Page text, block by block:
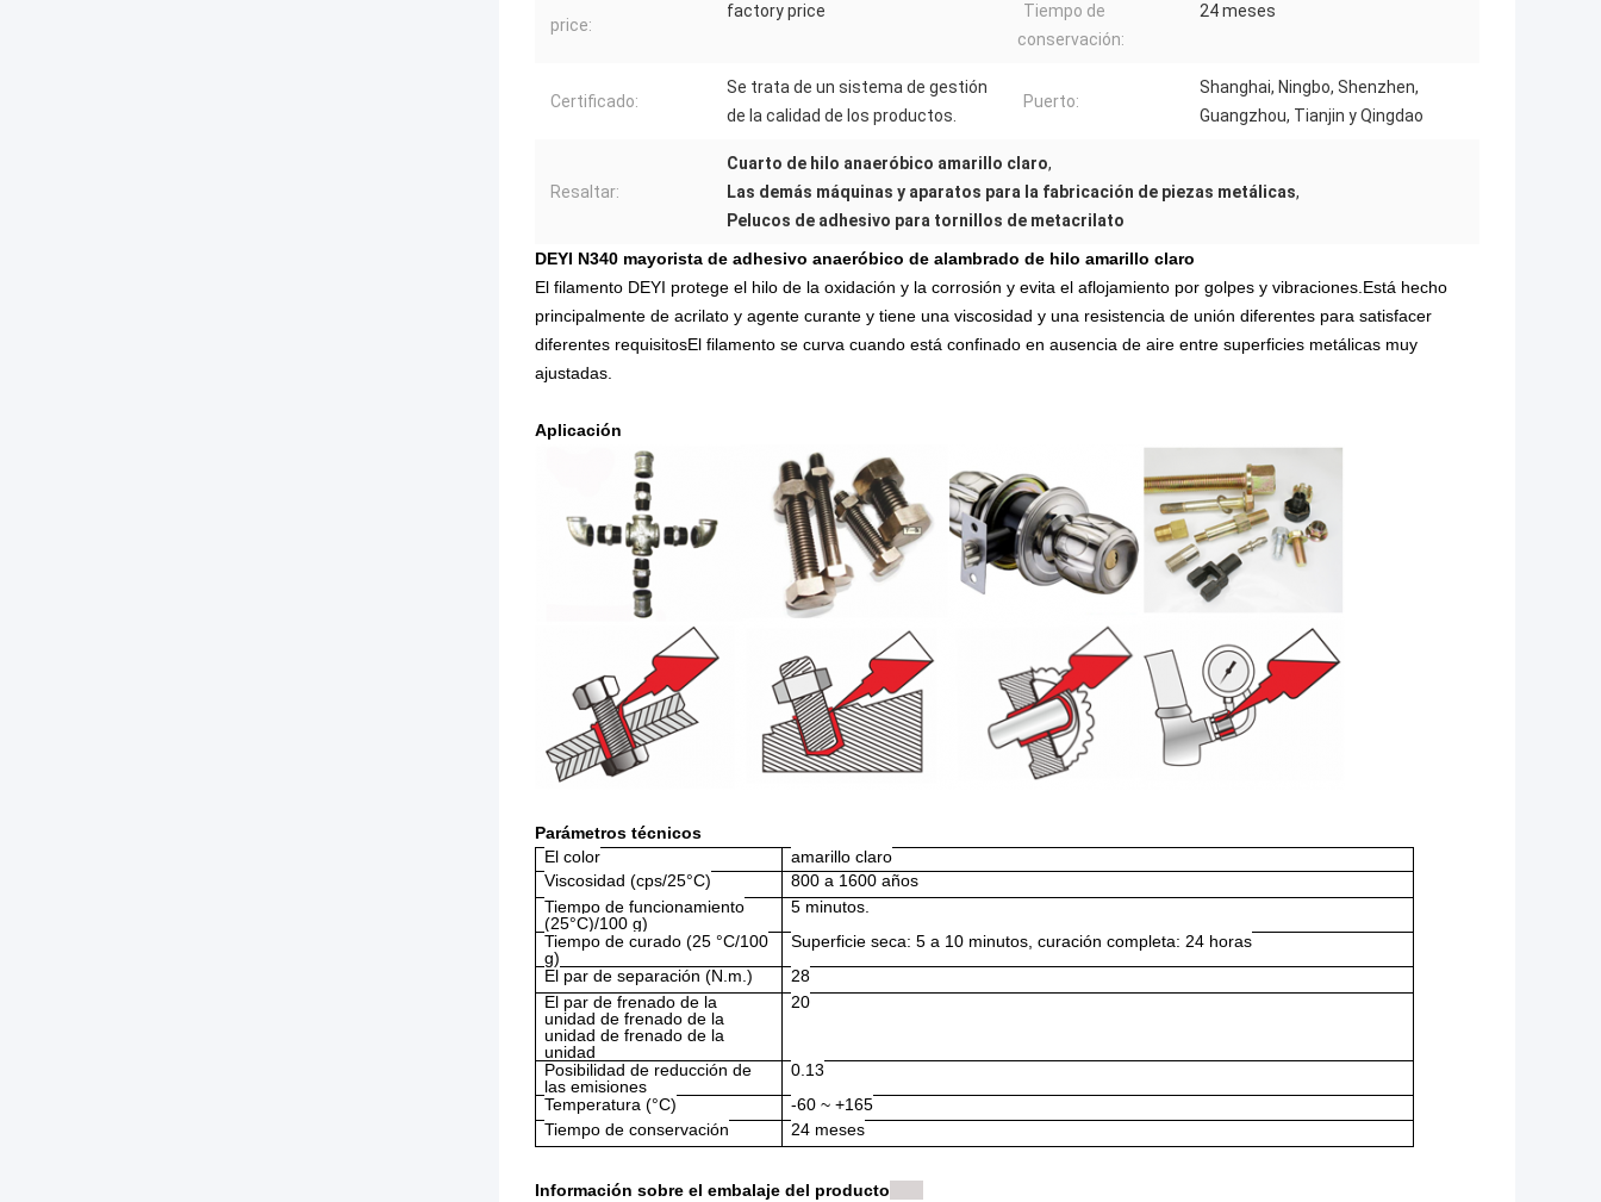
price:
factory price
Tiempo de
conservación:
24 meses
Certificado:
Se trata de un sistema de gestión
de la calidad de los productos.
Puerto:
Shanghai, Ningbo, Shenzhen,
Guangzhou, Tianjin y Qingdao
Resaltar:
Cuarto de hilo anaeróbico amarillo claro,
Las demás máquinas y aparatos para la fabricación de piezas metálicas,
Pelucos de adhesivo para tornillos de metacrilato
DEYI N340 mayorista de adhesivo anaeróbico de alambrado de hilo amarillo claro
El filamento DEYI protege el hilo de la oxidación y la corrosión y evita el aflojamiento por golpes y vibraciones.Está hecho
principalmente de acrilato y agente curante y tiene una viscosidad y una resistencia de unión diferentes para satisfacer
diferentes requisitosEl filamento se curva cuando está confinado en ausencia de aire entre superficies metálicas muy
ajustadas.
Aplicación
Parámetros técnicos
El color
amarillo claro
Viscosidad (cps/25°C)
800 a 1600 años
Tiempo de funcionamiento
(25°C)/100 g)
5 minutos.
Tiempo de curado (25 °C/100
g)
Superficie seca: 5 a 10 minutos, curación completa: 24 horas
El par de separación (N.m.)
28
El par de frenado de la
unidad de frenado de la
unidad de frenado de la
unidad
20
Posibilidad de reducción de
las emisiones
0.13
Temperatura (°C)
-60 ~ +165
Tiempo de conservación
24 meses
Información sobre el embalaje del producto